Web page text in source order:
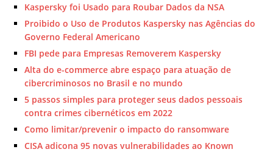
Kaspersky foi Usado para Roubar Dados da NSA
Proibido o Uso de Produtos Kaspersky nas Agências do
Governo Federal Americano
FBI pede para Empresas Removerem Kaspersky
Alta do e-commerce abre espaço para atuação de
cibercriminosos no Brasil e no mundo
5 passos simples para proteger seus dados pessoais
contra crimes cibernéticos em 2022
Como limitar/prevenir o impacto do ransomware
CISA adicona 95 novas vulnerabilidades ao Known